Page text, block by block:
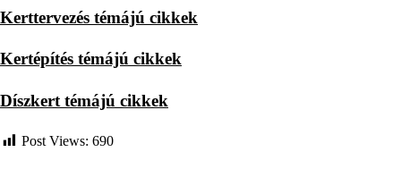
Kerttervezés témájú cikkek
Kertépítés témájú cikkek
Díszkert témájú cikkek
Post Views: 690